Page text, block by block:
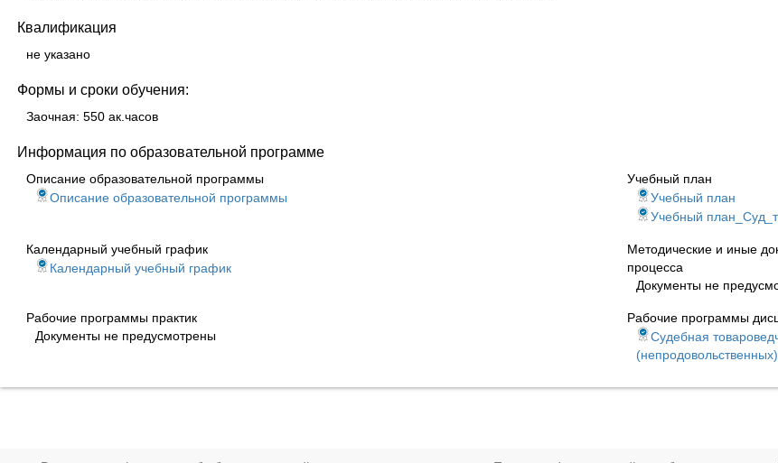
Квалификация
не указано
Формы и сроки обучения:
Заочная: 550 ак.часов
Информация по образовательной программе
Описание образовательной программы
Описание образовательной программы
Учебный план
Учебный план
Учебный
Календарный учебный график
Календарный учебный график
Методические и иные
процесса
Документы не
Рабочие программы практик
Документы не предусмотрены
Рабочие программы
Судебная